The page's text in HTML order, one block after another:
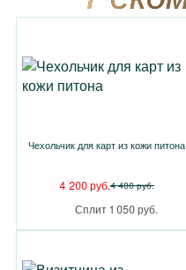
Чехольчик для карт из кожи питона
4 200 руб.4 400 руб.
Сплит 1 050 руб.